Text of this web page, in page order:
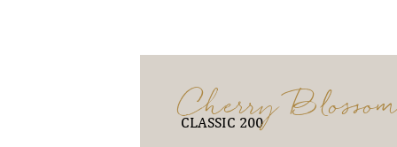
Cherry
CLASSIC 200